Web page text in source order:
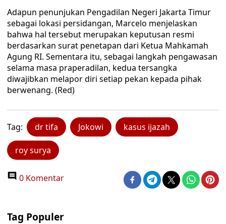
Adapun penunjukan Pengadilan Negeri Jakarta Timur
sebagai lokasi persidangan, Marcelo menjelaskan
bahwa hal tersebut merupakan keputusan resmi
berdasarkan surat penetapan dari Ketua Mahkamah
Agung RI. Sementara itu, sebagai langkah pengawasan
selama masa praperadilan, kedua tersangka
diwajibkan melapor diri setiap pekan kepada pihak
berwenang. (Red)
Tag: dr tifa Jokowi kasus ijazah
roy surya
0 Komentar
Tag Populer